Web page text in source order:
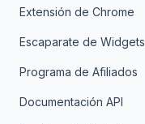
Extensión de Chrome
Escaparate de Widgets
Programa de Afiliados
Documentación API